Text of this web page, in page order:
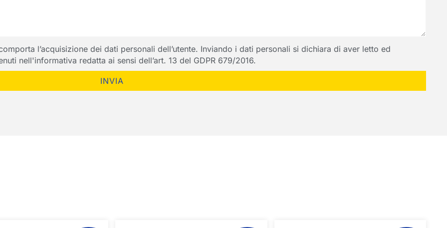
l’acquisizione dei dati personali dell’utente. Inviando i dati personali si dichiara di aver letto ed
nell'informativa redatta ai sensi dell’art. 13 del GDPR 679/2016.
INVIA